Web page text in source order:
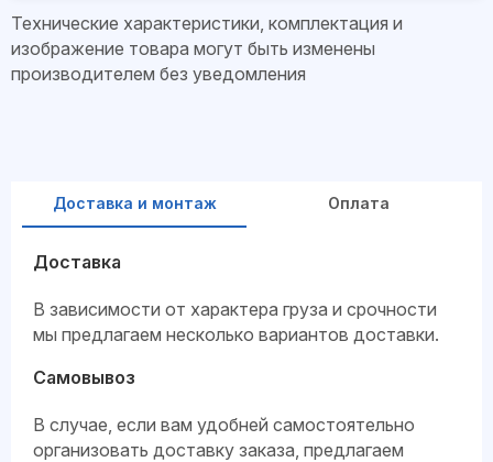
Технические характеристики, комплектация и
изображение товара могут быть изменены
производителем без уведомления
Доставка и монтаж Оплата
Доставка
В зависимости от характера груза и срочности
мы предлагаем несколько вариантов доставки.
Самовывоз
В случае, если вам удобней самостоятельно
организовать доставку заказа, предлагаем